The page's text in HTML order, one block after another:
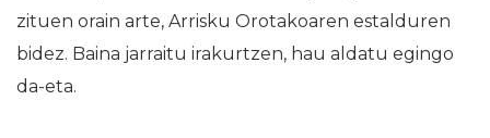
zituen orain arte, Arrisku Orotakoaren estalduren
bidez. Baina jarraitu irakurtzen, hau aldatu egingo
da-eta.